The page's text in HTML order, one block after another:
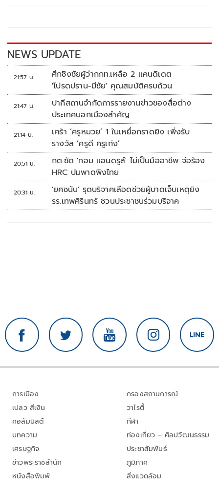
k k
NEWS UPDATE
21:57 น.
ศึกชิงชัยผู้ว่ากกท.เหลือ 2 แคนดิเดต
'โปรดปราน-มีชัย' คุณสมบัติครบถ้วน
21:47 น.
ปากีสถานจำกัดการรายงานข่าวของสื่อต่าง
ประเทศนอกเมืองสำคัญ
21:14 น.
เศร้า ‘ครูหมวย’ 1 ในเหยื่อกราดยิง เพิ่งรับ
รางวัล ‘ครูดี ครูเก่ง’
20:51 น.
กต.ซัด 'ทอม แอนดรูส์' ไม่เป็นมืออาชีพ จ่อร้อง
HRC ปมพาดพิงไทย
20:31 น.
'ยศชนัน' รุดบริจาคเลือดช่วยผู้บาดเจ็บเหตุยิง
รร.เทพศิรินทร์ ชวนประชาชนร่วมบริจาค
การเมือง
เปลว สีเงิน
คอลัมนิสต์
บทความ
เศรษฐกิจ
ข่าวพระราชสำนัก
หนังสือพิมพ์
กรองสถานการณ์
วาไรตี้
กีฬา
ท่องเที่ยว – ศิลปวัฒนธรรม
ประชาสัมพันธ์
ภูมิภาค
สิ่งแวดล้อม